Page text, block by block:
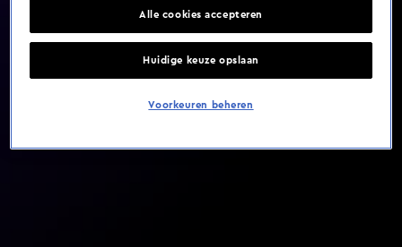
Alle cookies accepteren
Huidige keuze opslaan
Voorkeuren beheren